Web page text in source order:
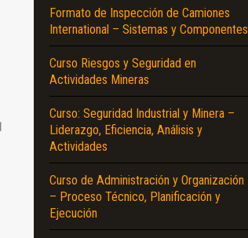
Formato de Inspección de Camiones
International – Sistemas y Componentes
Curso Riesgos y Seguridad en
Actividades Mineras
Curso: Seguridad Industrial y Minera –
Liderazgo, Eficiencia, Análisis y
Actividades
Curso de Administración y Organización
– Proceso Técnico, Planificación y
Ejecución